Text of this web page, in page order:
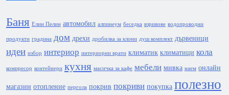
Баня Елин Пелин автомобил алпинеум беседка взривове водопроводни
продукти градина дом дрехи дробилка за клони душ комплект дървеници
идеи избор интериор интериорни врати климатик климатици кола
компресор контейнери кухня масичка за кафе мебели мивка наем онлайн
магазин отопление пергола покрив покриви покупка полезно